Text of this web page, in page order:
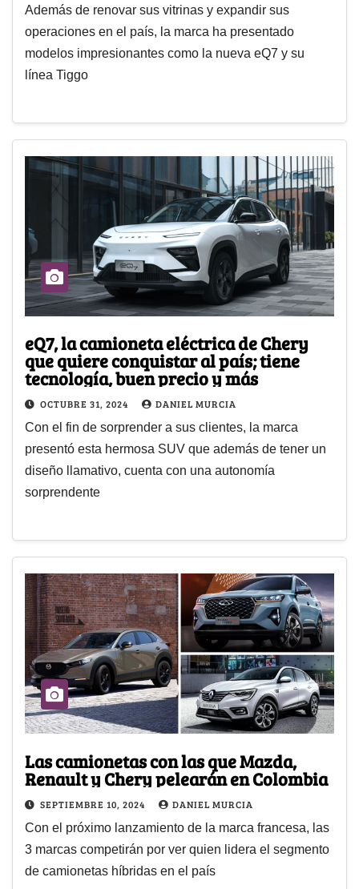
Además de renovar sus vitrinas y expandir sus
operaciones en el país, la marca ha presentado
modelos impresionantes como la nueva eQ7 y su
línea Tiggo
eQ7, la camioneta eléctrica de Chery
que quiere conquistar al país; tiene
tecnología, buen precio y más
OCTUBRE 31, 2024 DANIEL MURCIA
Con el fin de sorprender a sus clientes, la marca
presentó esta hermosa SUV que además de tener un
diseño llamativo, cuenta con una autonomía
sorprendente
Las camionetas con las que Mazda,
Renault y Chery pelearán en Colombia
SEPTIEMBRE 10, 2024 DANIEL MURCIA
Con el próximo lanzamiento de la marca francesa, las
3 marcas competirán por ver quien lidera el segmento
de camionetas híbridas en el país